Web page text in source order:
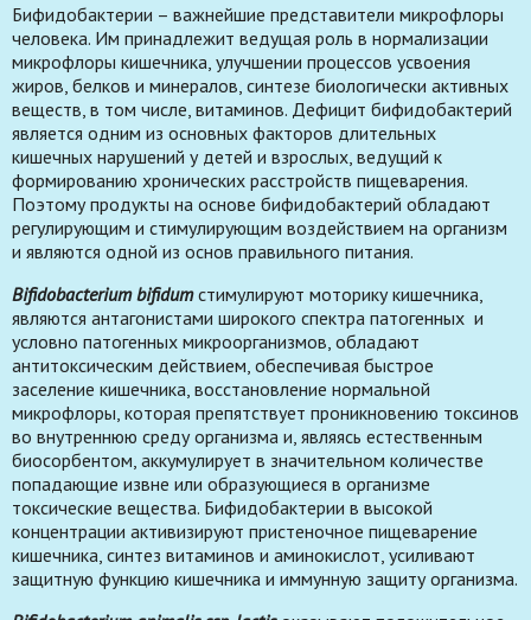
Бифидобактерии – важнейшие представители микрофлоры
человека. Им принадлежит ведущая роль в нормализации
микрофлоры кишечника, улучшении процессов усвоения
жиров, белков и минералов, синтезе биологически активных
веществ, в том числе, витаминов. Дефицит бифидобактерий
является одним из основных факторов длительных
кишечных нарушений у детей и взрослых, ведущий к
формированию хронических расстройств пищеварения.
Поэтому продукты на основе бифидобактерий обладают
регулирующим и стимулирующим воздействием на организм
и являются одной из основ правильного питания.
Bifidobacterium bifidumстимулируют моторику кишечника,
являются антагонистами широкого спектра патогенных и
условно патогенных микроорганизмов, обладают
антитоксическим действием, обеспечивая быстрое
заселение кишечника, восстановление нормальной
микрофлоры, которая препятствует проникновению токсинов
во внутреннюю среду организма и, являясь естественным
биосорбентом, аккумулирует в значительном количестве
попадающие извне или образующиеся в организме
токсические вещества. Бифидобактерии в высокой
концентрации активизируют пристеночное пищеварение
кишечника, синтез витаминов и аминокислот, усиливают
защитную функцию кишечника и иммунную защиту организма.